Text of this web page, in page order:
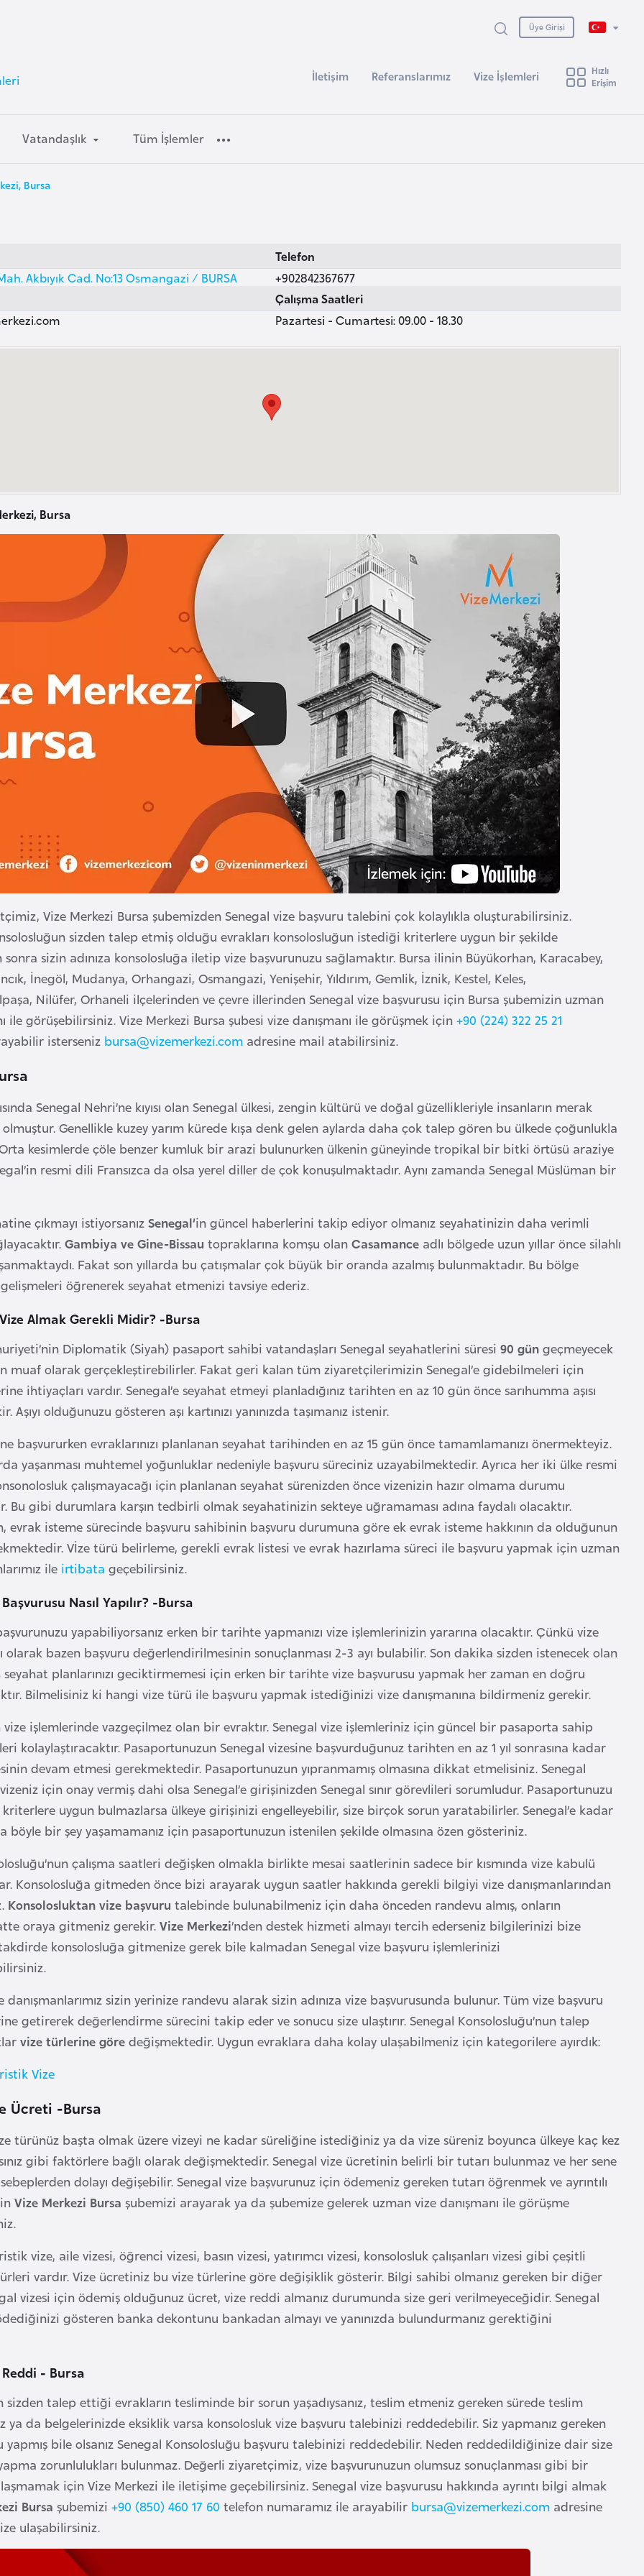
Üye Girişi
İletişim Referanslarımız Vize İşlemleri
Hızlı
Erişim
Vatandaşlık Tüm İşlemler
Bursa
Akbıyık Cad. No:13 Osmangazi / BURSA
Telefon
+902842367677
Çalışma Saatleri
Pazartesi - Cumartesi: 09.00 - 18.30
Bursa
Vize Merkezi Bursa şubemizden Senegal vize başvuru talebini çok kolaylıkla oluşturabilirsiniz.
sizden talep etmiş olduğu evrakları konsolosluğun istediği kriterlere uygun bir şekilde
sizin adınıza konsolosluğa iletip vize başvurunuzu sağlamaktır. Bursa ilinin Büyükorhan, Karacabey,
İnegöl, Mudanya, Orhangazi, Osmangazi, Yenişehir, Yıldırım, Gemlik, İznik, Kestel, Keles,
Nilüfer, Orhaneli ilçelerinden ve çevre illerinden Senegal vize başvurusu için Bursa şubemizin uzman
ile görüşebilirsiniz. Vize Merkezi Bursa şubesi vize danışmanı ile görüşmek için +90 (224) 322 25 21
isterseniz bursa@vizemerkezi.com adresine mail atabilirsiniz.
Senegal Nehri’ne kıyısı olan Senegal ülkesi, zengin kültürü ve doğal güzellikleriyle insanların merak
Genellikle kuzey yarım kürede kışa denk gelen aylarda daha çok talep gören bu ülkede çoğunlukla
Orta kesimlerde çöle benzer kumluk bir arazi bulunurken ülkenin güneyinde tropikal bir bitki örtüsü araziye
resmi dili Fransızca da olsa yerel diller de çok konuşulmaktadır. Aynı zamanda Senegal Müslüman bir
çıkmayı istiyorsanızSenegal’in güncel haberlerini takip ediyor olmanız seyahatinizin daha verimli
Gambiya ve Gine-Bissau topraklarına komşu olan Casamance adlı bölgede uzun yıllar önce silahlı
Fakat son yıllarda bu çatışmalar çok büyük bir oranda azalmış bulunmaktadır. Bu bölge
öğrenerek seyahat etmenizi tavsiye ederiz.
Almak Gerekli Midir? -Bursa
Diplomatik (Siyah) pasaport sahibi vatandaşları Senegal seyahatlerini süresi 90 gün geçmeyecek
muaf olarak gerçekleştirebilirler. Fakat geri kalan tüm ziyaretçilerimizin Senegal’e gidebilmeleri için
ihtiyaçları vardır. Senegal’e seyahat etmeyi planladığınız tarihten en az 10 gün önce sarıhumma aşısı
Aşıyı olduğunuzu gösteren aşı kartınızı yanınızda taşımanız istenir.
başvururken evraklarınızı planlanan seyahat tarihinden en az 15 gün önce tamamlamanızı önermekteyiz.
yaşanması muhtemel yoğunluklar nedeniyle başvuru süreciniz uzayabilmektedir. Ayrıca her iki ülke resmi
çalışmayacağı için planlanan seyahat sürenizden önce vizenizin hazır olmama durumu
Bu gibi durumlara karşın tedbirli olmak seyahatinizin sekteye uğramaması adına faydalı olacaktır.
evrak isteme sürecinde başvuru sahibinin başvuru durumuna göre ek evrak isteme hakkının da olduğunun
Vİze türü belirleme, gerekli evrak listesi ve evrak hazırlama süreci ile başvuru yapmak için uzman
ile irtibata geçebilirsiniz.
Nasıl Yapılır? -Bursa
yapabiliyorsanız erken bir tarihte yapmanızı vize işlemlerinizin yararına olacaktır. Çünkü vize
olarak bazen başvuru değerlendirilmesinin sonuçlanması 2-3 ayı bulabilir. Son dakika sizden istenecek olan
seyahat planlarınızı geciktirmemesi için erken bir tarihte vize başvurusu yapmak her zaman en doğru
Bilmelisiniz ki hangi vize türü ile başvuru yapmak istediğinizi vize danışmanına bildirmeniz gerekir.
işlemlerinde vazgeçilmez olan bir evraktır. Senegal vize işlemleriniz için güncel bir pasaporta sahip
kolaylaştıracaktır. Pasaportunuzun Senegal vizesine başvurduğunuz tarihten en az 1 yıl sonrasına kadar
devam etmesi gerekmektedir. Pasaportunuzun yıpranmamış olmasına dikkat etmelisiniz. Senegal
için onay vermiş dahi olsa Senegal’e girişinizden Senegal sınır görevlileri sorumludur. Pasaportunuzu
uygun bulmazlarsa ülkeye girişinizi engelleyebilir, size birçok sorun yaratabilirler. Senegal’e kadar
bir şey yaşamamanız için pasaportunuzun istenilen şekilde olmasına özen gösteriniz.
çalışma saatleri değişken olmakla birlikte mesai saatlerinin sadece bir kısmında vize kabulü
Konsolosluğa gitmeden önce bizi arayarak uygun saatler hakkında gerekli bilgiyi vize danışmanlarından
Konsolosluktan vize başvuru talebinde bulunabilmeniz için daha önceden randevu almış, onların
oraya gitmeniz gerekir.Vize Merkezi’nden destek hizmeti almayı tercih ederseniz bilgilerinizi bize
takdirde konsolosluğa gitmenize gerek bile kalmadan Senegal vize başvuru işlemlerinizi
danışmanlarımız sizin yerinize randevu alarak sizin adınıza vize başvurusunda bulunur. Tüm vize başvuru
getirerek değerlendirme sürecini takip eder ve sonucu size ulaştırır. Senegal Konsolosluğu’nun talep
vize türlerine göre değişmektedir. Uygun evraklara daha kolay ulaşabilmeniz için kategorilere ayırdık:
Vize
Ücreti -Bursa
türünüz başta olmak üzere vizeyi ne kadar süreliğine istediğiniz ya da vize süreniz boyunca ülkeye kaç kez
gibi faktörlere bağlı olarak değişmektedir. Senegal vize ücretinin belirli bir tutarı bulunmaz ve her sene
dolayı değişebilir. Senegal vize başvurunuz için ödemeniz gereken tutarı öğrenmek ve ayrıntılı
Vize Merkezi Bursa şubemizi arayarak ya da şubemize gelerek uzman vize danışmanı ile görüşme
vize, aile vizesi, öğrenci vizesi, basın vizesi, yatırımcı vizesi, konsolosluk çalışanları vizesi gibi çeşitli
vardır. Vize ücretiniz bu vize türlerine göre değişiklik gösterir. Bilgi sahibi olmanız gereken bir diğer
vizesi için ödemiş olduğunuz ücret, vize reddi almanız durumunda size geri verilmeyeceğidir. Senegal
gösteren banka dekontunu bankadan almayı ve yanınızda bulundurmanız gerektiğini
- Bursa
sizden talep ettiği evrakların tesliminde bir sorun yaşadıysanız, teslim etmeniz gereken sürede teslim
ya da belgelerinizde eksiklik varsa konsolosluk vize başvuru talebinizi reddedebilir. Siz yapmanız gereken
yapmış bile olsanız Senegal Konsolosluğu başvuru talebinizi reddedebilir. Neden reddedildiğinize dair size
zorunlulukları bulunmaz. Değerli ziyaretçimiz, vize başvurunuzun olumsuz sonuçlanması gibi bir
için Vize Merkezi ile iletişime geçebilirsiniz. Senegal vize başvurusu hakkında ayrıntı bilgi almak
Bursa şubemizi +90 (850) 460 17 60 telefon numaramız ile arayabilir bursa@vizemerkezi.com adresine
ulaşabilirsiniz.